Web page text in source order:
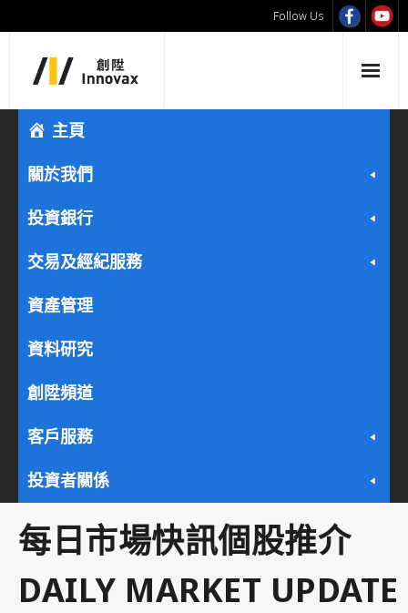
Follow Us
主頁
關於我們
投資銀行
交易及經紀服務
資產管理
資料研究
創陞頻道
客戶服務
投資者關係
每日市場快訊個股推介
DAILY MARKET UPDATE